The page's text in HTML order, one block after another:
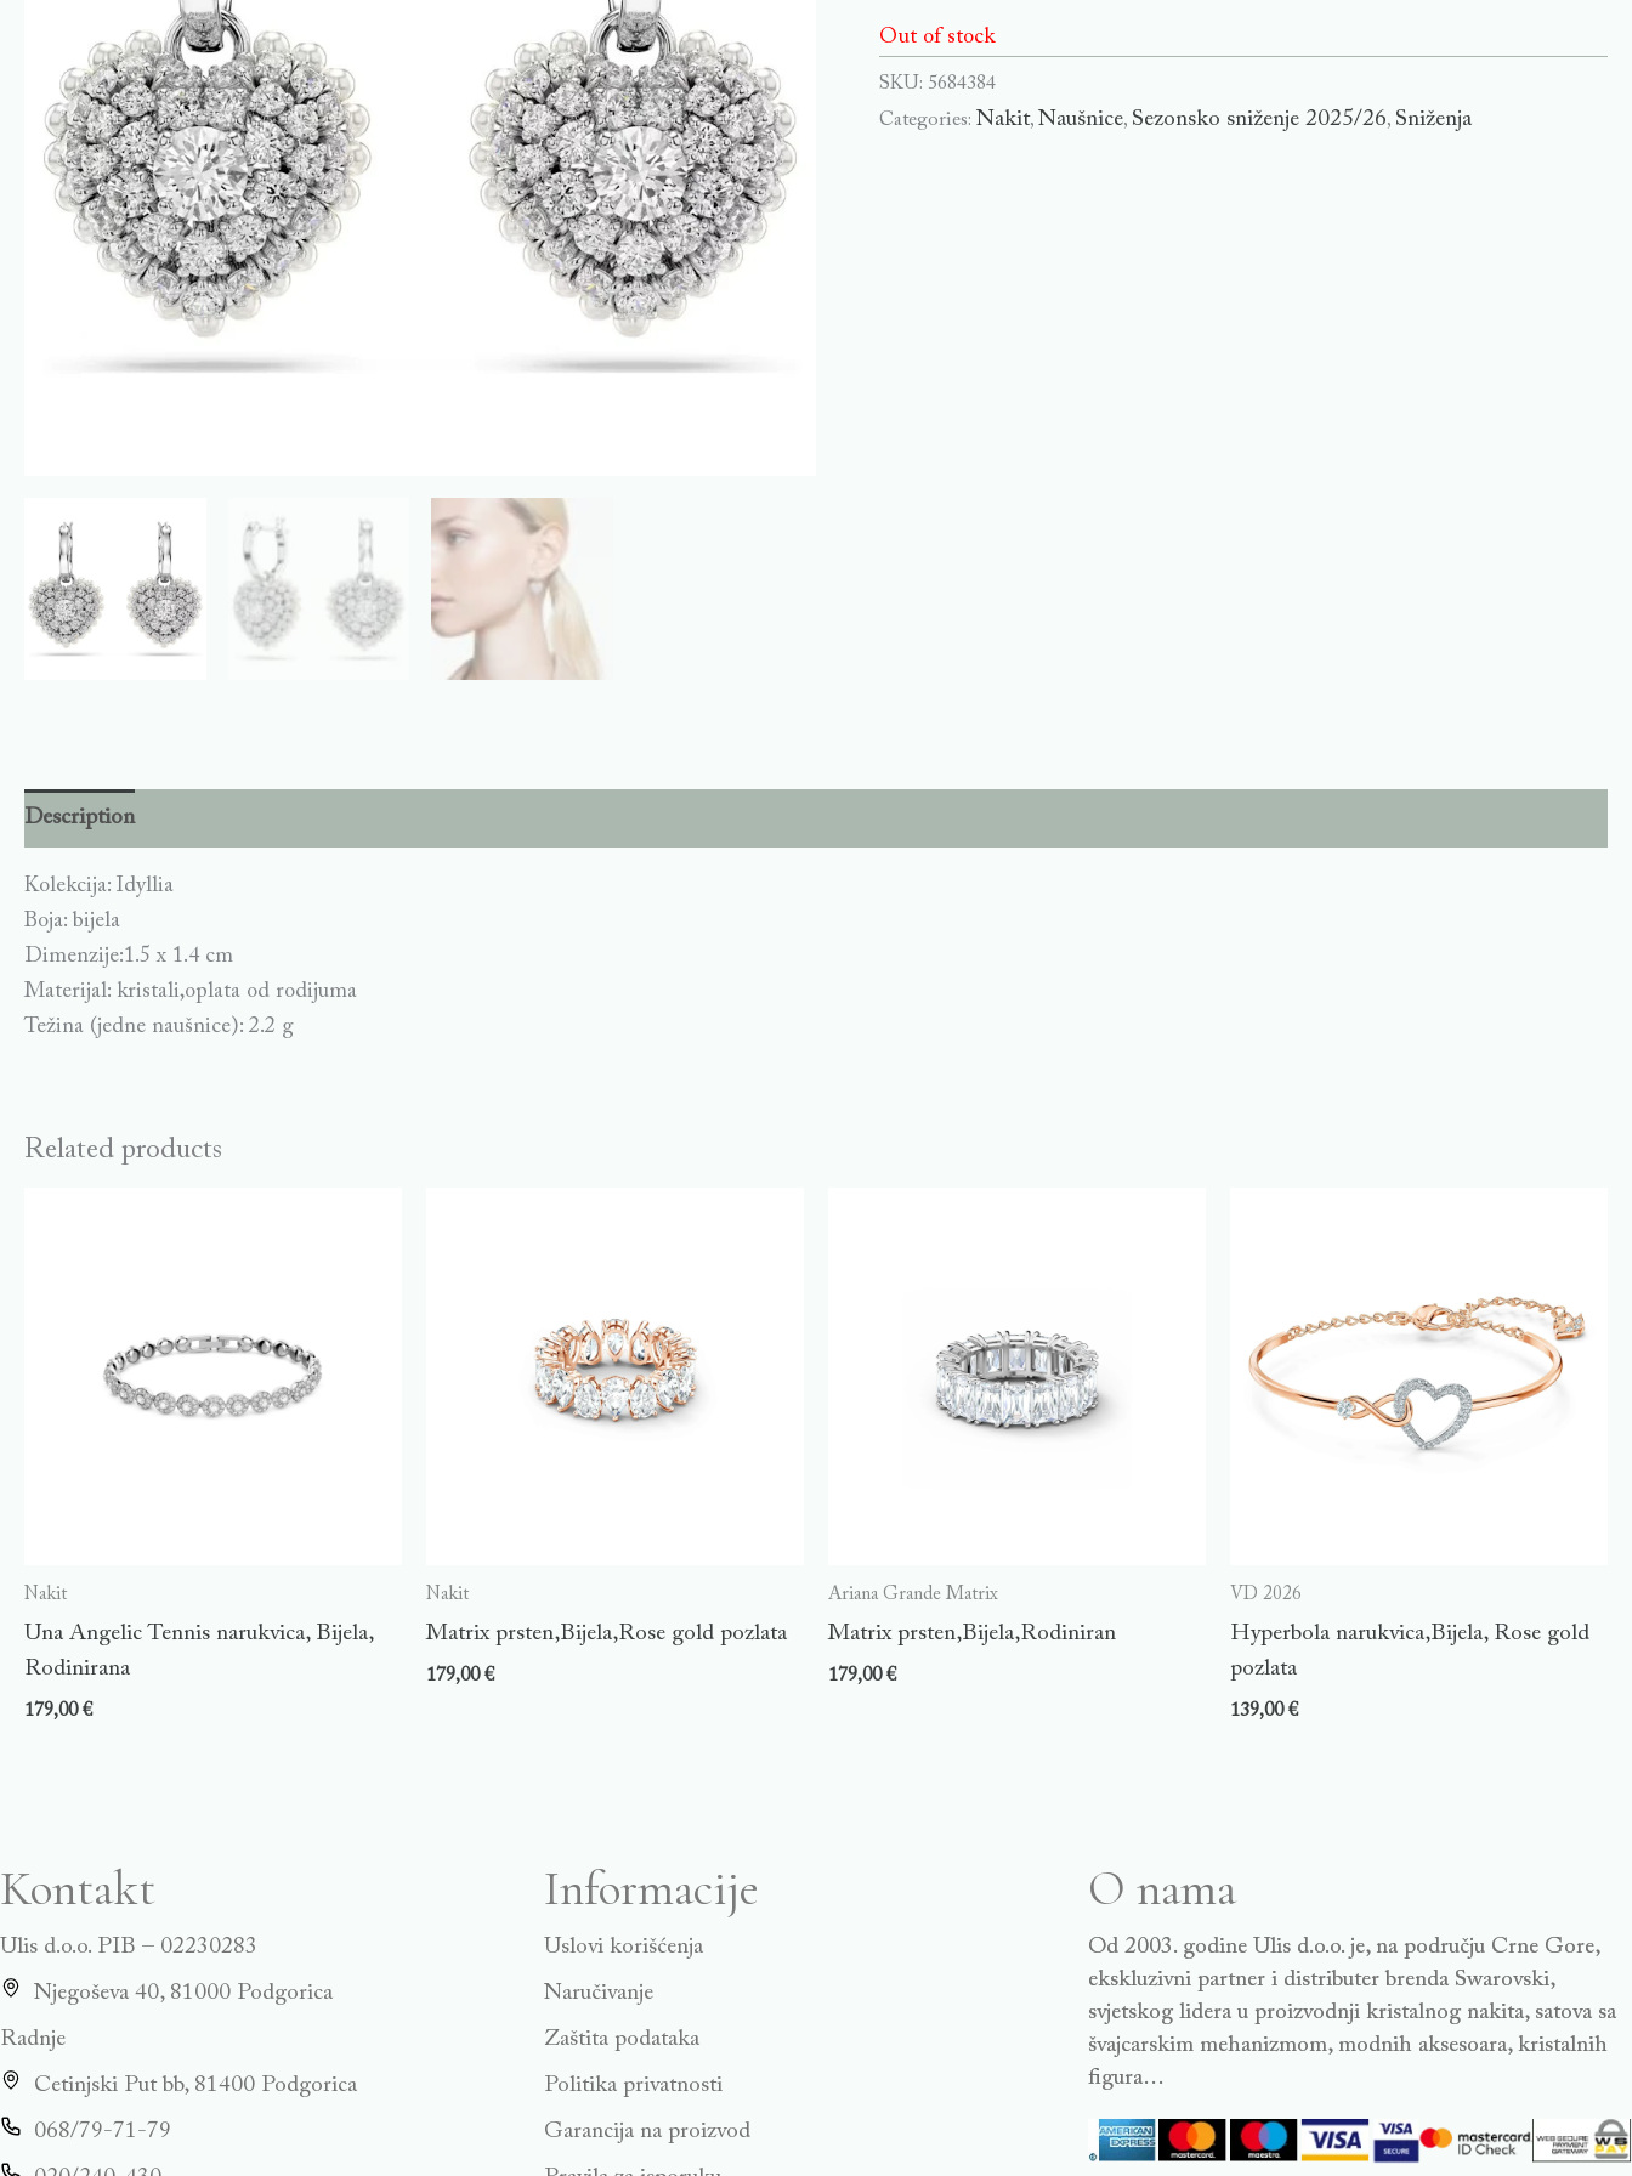
Out of stock
SKU: 5684384
Categories:Nakit,Naušnice, Sezonsko sniženje 2025/26, Sniženja
Description
Kolekcija: Idyllia
Boja: bijela
Dimenzije:1.5 x 1.4 cm
Materijal: kristali,oplata od rodijuma
Težina (jedne naušnice): 2.2 g
Related products
Nakit
Una Angelic Tennis narukvica, Bijela,
Rodinirana
179,00€
Nakit
Matrix prsten,Bijela,Rose gold pozlata
179,00€
Ariana Grande Matrix
Matrix prsten,Bijela,Rodiniran
179,00€
VD 2026
Hyperbola narukvica,Bijela, Rose gold
pozlata
139,00€
Kontakt
Ulis d.o.o. PIB – 02230283
Njegoševa 40, 81000 Podgorica
Radnje
Cetinjski Put bb, 81400 Podgorica
068/79-71-79
Informacije
Uslovi korišćenja
Naručivanje
Zaštita podataka
Politika privatnosti
Garancija na proizvod
O nama
Od 2003. godine Ulis d.o.o. je, na području Crne Gore,
ekskluzivni partner i distributer brenda Swarovski,
svjetskog lidera u proizvodnji kristalnog nakita, satova sa
švajcarskim mehanizmom, modnih aksesoara, kristalnih
figura…